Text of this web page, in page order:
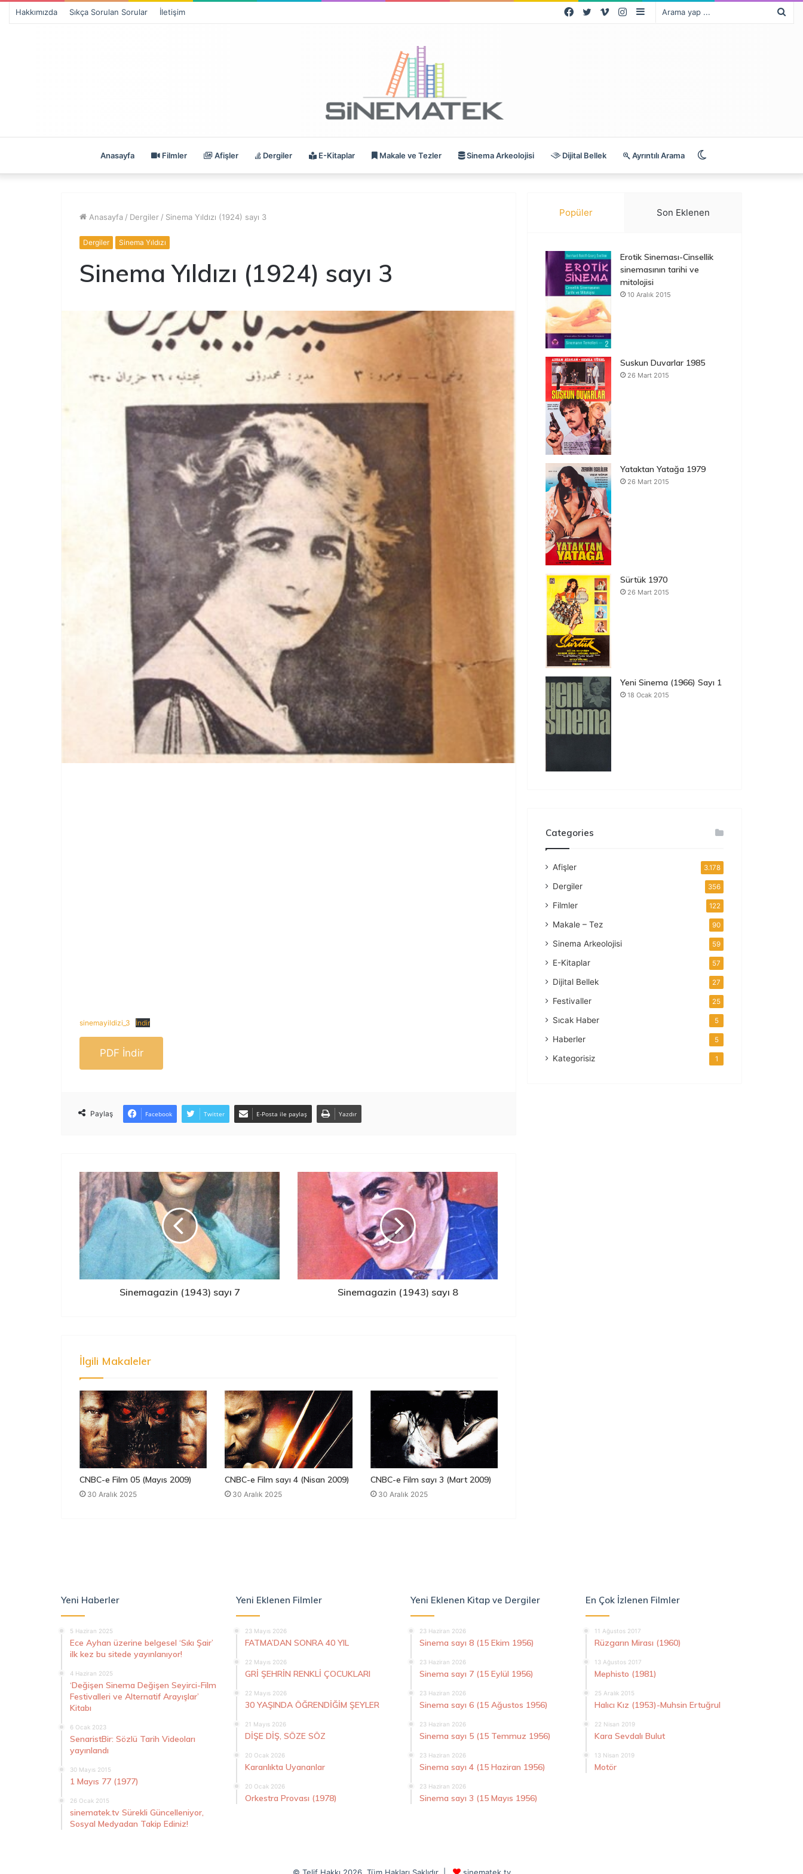
Hakkımızda Sıkça Sorulan Sorular İletişim
Kenar
Instagram
Vimeo
Twitter
Facebook
Anasayfa Filmler Afişler Dergiler E-Kitaplar Makale ve Tezler Sinema Arkeolojisi Dijital Bellek Ayrıntılı Arama
Anasayfa / Dergiler / Sinema Yıldızı (1924) sayı 3
Dergiler Sinema Yıldızı
Sinema Yıldızı (1924) sayı 3
sinemayildizi_3 İndir
PDF İndir
Paylaş Facebook Twitter E-Posta ile paylaş Yazdır
Sinemagazin (1943) sayı 7 Sinemagazin (1943) sayı 8
İlgili Makaleler
CNBC-e Film 05 (Mayıs 2009)
30 Aralık 2025
CNBC-e Film sayı 4 (Nisan 2009)
30 Aralık 2025
CNBC-e Film sayı 3 (Mart 2009)
30 Aralık 2025
Popüler Son Eklenen
Erotik Sineması-Cinsellik
sinemasının tarihi ve
mitolojisi
10 Aralık 2015
Suskun Duvarlar 1985
26 Mart 2015
Yataktan Yatağa 1979
26 Mart 2015
Sürtük 1970
26 Mart 2015
Yeni Sinema (1966) Sayı 1
18 Ocak 2015
Categories
Afişler 3.178
Dergiler 356
Filmler 122
Makale – Tez 90
Sinema Arkeolojisi 59
E-Kitaplar 57
Dijital Bellek 27
Festivaller 25
Sıcak Haber 5
Haberler 5
Kategorisiz 1
Yeni Haberler
5 Haziran 2025
Ece Ayhan üzerine belgesel ‘Sıkı Şair’
ilk kez bu sitede yayınlanıyor!
4 Haziran 2025
‘Değişen Sinema Değişen Seyirci-Film
Festivalleri ve Alternatif Arayışlar’
Kitabı
6 Ocak 2023
SenaristBir: Sözlü Tarih Videoları
yayınlandı
30 Mayıs 2015
1 Mayıs 77 (1977)
26 Ocak 2015
sinematek.tv Sürekli Güncelleniyor,
Sosyal Medyadan Takip Ediniz!
Yeni Eklenen Filmler
23 Mayıs 2026
FATMA’DAN SONRA 40 YIL
22 Mayıs 2026
GRİ ŞEHRİN RENKLİ ÇOCUKLARI
22 Mayıs 2026
30 YAŞINDA ÖĞRENDİĞİM ŞEYLER
21 Mayıs 2026
DİŞE DİŞ, SÖZE SÖZ
20 Ocak 2026
Karanlıkta Uyananlar
20 Ocak 2026
Orkestra Provası (1978)
Yeni Eklenen Kitap ve Dergiler
23 Haziran 2026
Sinema sayı 8 (15 Ekim 1956)
23 Haziran 2026
Sinema sayı 7 (15 Eylül 1956)
23 Haziran 2026
Sinema sayı 6 (15 Ağustos 1956)
23 Haziran 2026
Sinema sayı 5 (15 Temmuz 1956)
23 Haziran 2026
Sinema sayı 4 (15 Haziran 1956)
23 Haziran 2026
Sinema sayı 3 (15 Mayıs 1956)
En Çok İzlenen Filmler
11 Ağustos 2017
Rüzgarın Mirası (1960)
13 Ağustos 2017
Mephisto (1981)
25 Aralık 2015
Halıcı Kız (1953)-Muhsin Ertuğrul
22 Nisan 2019
Kara Sevdalı Bulut
13 Nisan 2019
Motör